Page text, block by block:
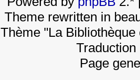
Theme rewritten in
Thème "La
Page